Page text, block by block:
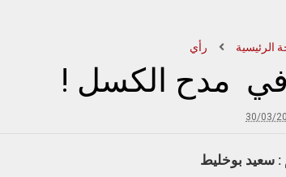
الرئيسية رأي
مدح الكسل !
30/03/
: سعيد بوخليط